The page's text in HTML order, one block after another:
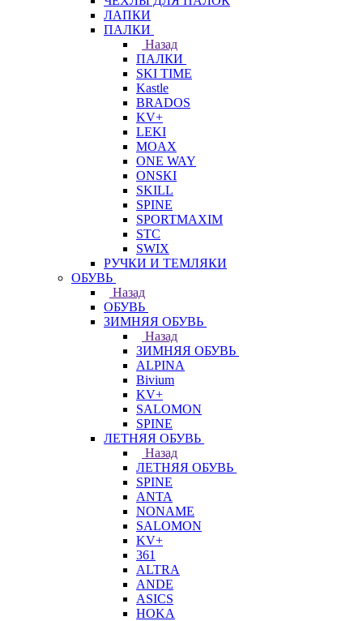
ЛАПКИ
ПАЛКИ
Назад
ПАЛКИ
SKI TIME
Kastle
BRADOS
KV+
LEKI
MOAX
ONE WAY
ONSKI
SKILL
SPINE
SPORTMAXIM
STC
SWIX
РУЧКИ И ТЕМЛЯКИ
ОБУВЬ
Назад
ОБУВЬ
ЗИМНЯЯ ОБУВЬ
Назад
ЗИМНЯЯ ОБУВЬ
ALPINA
Bivium
KV+
SALOMON
SPINE
ЛЕТНЯЯ ОБУВЬ
Назад
ЛЕТНЯЯ ОБУВЬ
SPINE
ANTA
NONAME
SALOMON
KV+
361
ALTRA
ANDE
ASICS
HOKA